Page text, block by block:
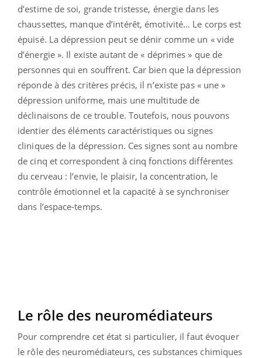
d’estime de soi, grande tristesse, énergie dans les
chaussettes, manque d’intérêt, émotivité… Le corps est
épuisé. La dépression peut se dénir comme un « vide
d’énergie ». Il existe autant de « déprimes » que de
personnes qui en souffrent. Car bien que la dépression
réponde à des critères précis, il n’existe pas « une »
dépression uniforme, mais une multitude de
déclinaisons de ce trouble. Toutefois, nous pouvons
identier des éléments caractéristiques ou signes
cliniques de la dépression. Ces signes sont au nombre
de cinq et correspondent à cinq fonctions différentes
du cerveau : l’envie, le plaisir, la concentration, le
contrôle émotionnel et la capacité à se synchroniser
dans l’espace-temps.
Le rôle des neuromédiateurs
Pour comprendre cet état si particulier, il faut évoquer
le rôle des neuromédiateurs, ces substances chimiques